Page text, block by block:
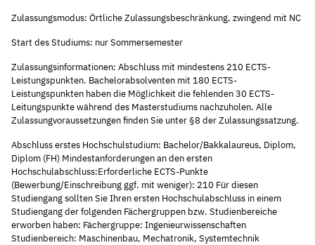
Zulassungsmodus: Örtliche Zulassungsbeschränkung, zwingend mit NC
Start des Studiums: nur Sommersemester
Zulassungsinformationen: Abschluss mit mindestens 210 ECTS-
Leistungspunkten. Bachelorabsolventen mit 180 ECTS-
Leistungspunkten haben die Möglichkeit die fehlenden 30 ECTS-
Leitungspunkte während des Masterstudiums nachzuholen. Alle
Zulassungvoraussetzungen finden Sie unter §8 der Zulassungssatzung.
Abschluss erstes Hochschulstudium: Bachelor/Bakkalaureus, Diplom,
Diplom (FH) Mindestanforderungen an den ersten
Hochschulabschluss:Erforderliche ECTS-Punkte
(Bewerbung/Einschreibung ggf. mit weniger): 210 Für diesen
Studiengang sollten Sie Ihren ersten Hochschulabschluss in einem
Studiengang der folgenden Fächergruppen bzw. Studienbereiche
erworben haben: Fächergruppe: Ingenieurwissenschaften
Studienbereich: Maschinenbau, Mechatronik, Systemtechnik